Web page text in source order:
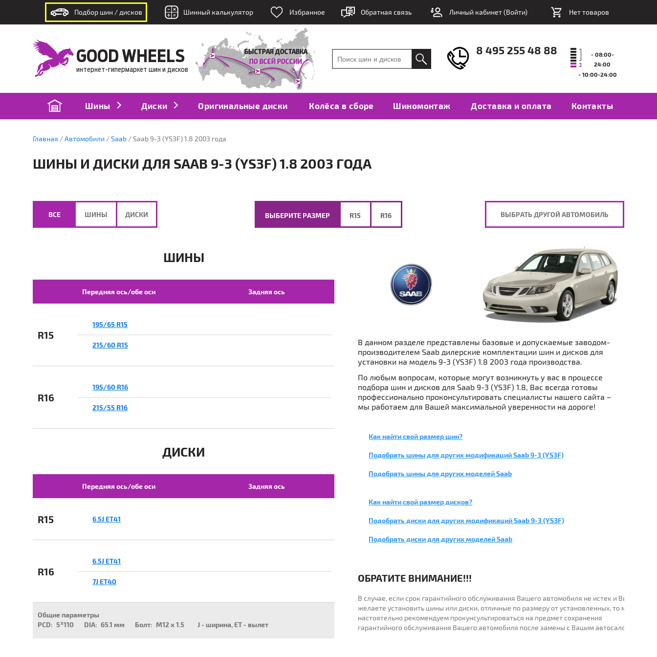
Подбор шин / дисков Шинный калькулятор Избранное Обратная связь Личный кабинет (Войти) Нет товаров
GOOD WHEELS
интернет-гипермаркет шин и дисков
8 495 255 48 88
- 08:00-
24:00
- 10:00-24:00
Шины Диски Оригинальные диски Колёса в сборе Шиномонтаж Доставка и оплата Контакты
Главная Автомобили Saab Saab 9-3 (YS3F) 1.8 2003 года
ШИНЫ И ДИСКИ ДЛЯ SAAB 9-3 (YS3F) 1.8 2003 ГОДА
ВЫБЕРИТЕ РАЗМЕР R15 R16 ВЫБРАТЬ ДРУГОЙ АВТОМОБИЛЬ
ВСЕ ШИНЫ ДИСКИ
ШИНЫ
Передняя ось/обе оси Задняя ось
R15
195/65 R15
215/60 R15
R16
195/60 R16
215/55 R16
ДИСКИ
Передняя ось/обе оси Задняя ось
R15 6.5J ET41
R16
6.5J ET41
7J ET40
Общие параметры
PCD: 5ᕁ110 DIA: 65.1 мм Болт: M12 x 1.5 J - ширина, ET - вылет
В данном разделе представлены базовые и допускаемые заводом-
производителем Saab дилерские комплектации шин и дисков для
установки на модель 9-3 (YS3F) 1.8 2003 года производства.
По любым вопросам, которые могут возникнуть у вас в процессе
подбора шин и дисков для Saab 9-3 (YS3F) 1.8, Вас всегда готовы
профессионально проконсультировать специалисты нашего сайта –
мы работаем для Вашей максимальной уверенности на дороге!
Как найти свой размер шин?
Подобрать шины для других модификаций Saab 9-3 (YS3F)
Подобрать шины для других моделей Saab
Как найти свой размер дисков?
Подобрать диски для других модификаций Saab 9-3 (YS3F)
Подобрать диски для других моделей Saab
ОБРАТИТЕ ВНИМАНИЕ!!!
В случае, если срок гарантийного обслуживания Вашего автомобиля не истек и Вы
желаете установить шины или диски, отличные по размеру от установленных, то мы
настоятельно рекомендуем прокунсультироваться на предмет сохранения
гарантийного обслуживания Вашего автомобиля после замены с Вашим автосалоном.